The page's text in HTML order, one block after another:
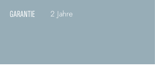
GARANTIE 2 Jahre